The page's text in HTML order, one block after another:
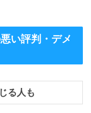
い評判・デメ
る人も